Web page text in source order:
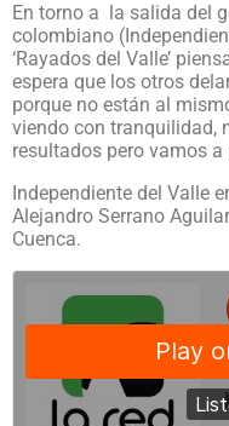
En torno a la salida del
colombiano
‘Rayados del Valle’
espera que los otros
porque no están al
viendo con tranquilidad,
resultados pero vamos a
Independiente del Valle
Alejandro Serrano
Cuenca.